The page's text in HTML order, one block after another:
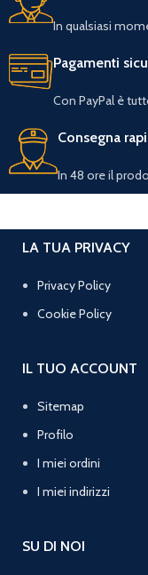
In qualsiasi
Pagamenti
Con PayPal è
Consegna
In 48 ore il
LA TUA PRIVACY
Privacy Policy
Cookie Policy
IL TUO ACCOUNT
Sitemap
Profilo
I miei ordini
I miei indirizzi
SU DI NOI